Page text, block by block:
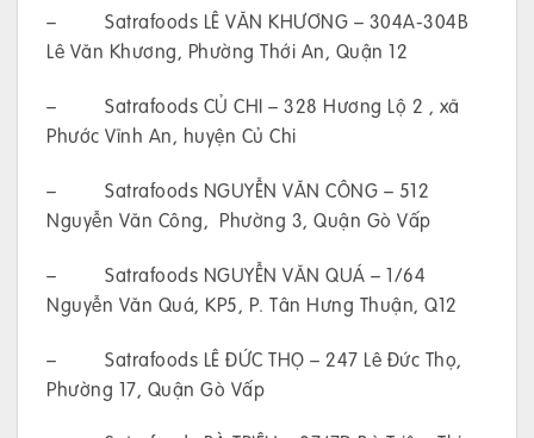
– Satrafoods LÊ VĂN KHƯƠNG – 304A-304B
Lê Văn Khương, Phường Thới An, Quận 12
– Satrafoods CỦ CHI – 328 Hương Lộ 2 , xã
Phước Vĩnh An, huyện Củ Chi
– Satrafoods NGUYỄN VĂN CÔNG – 512
Nguyễn Văn Công, Phường 3, Quận Gò Vấp
– Satrafoods NGUYỄN VĂN QUÁ – 1/64
Nguyễn Văn Quá, KP5, P. Tân Hưng Thuận, Q12
– Satrafoods LÊ ĐỨC THỌ – 247 Lê Đức Thọ,
Phường 17, Quận Gò Vấp